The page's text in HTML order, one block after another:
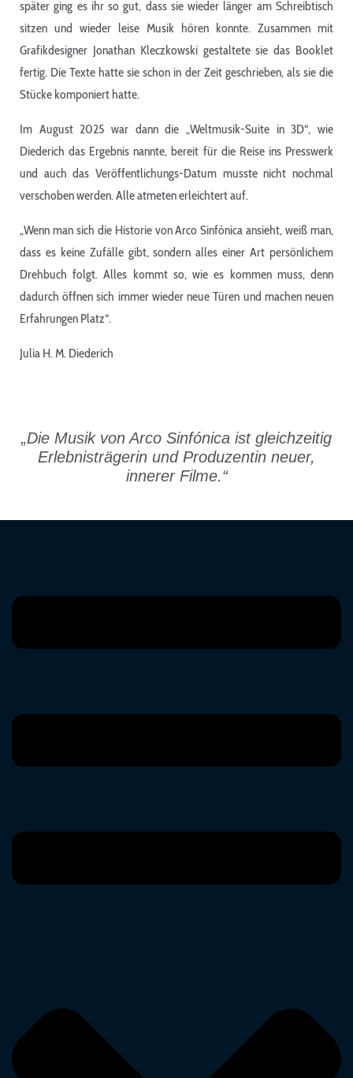
später ging es ihr so gut, dass sie wieder länger am Schreibtisch
sitzen und wieder leise Musik hören konnte. Zusammen mit
Grafikdesigner Jonathan Kleczkowski gestaltete sie das Booklet
fertig. Die Texte hatte sie schon in der Zeit geschrieben, als sie die
Stücke komponiert hatte.
Im August 2025 war dann die „Weltmusik-Suite in 3D“, wie
Diederich das Ergebnis nannte, bereit für die Reise ins Presswerk
und auch das Veröffentlichungs-Datum musste nicht nochmal
verschoben werden. Alle atmeten erleichtert auf.
„Wenn man sich die Historie von Arco Sinfónica ansieht, weiß man,
dass es keine Zufälle gibt, sondern alles einer Art persönlichem
Drehbuch folgt. Alles kommt so, wie es kommen muss, denn
dadurch öffnen sich immer wieder neue Türen und machen neuen
Erfahrungen Platz“.
Julia H. M. Diederich
„Die Musik von Arco Sinfónica ist gleichzeitig
Erlebnisträgerin und Produzentin neuer,
innerer Filme.“